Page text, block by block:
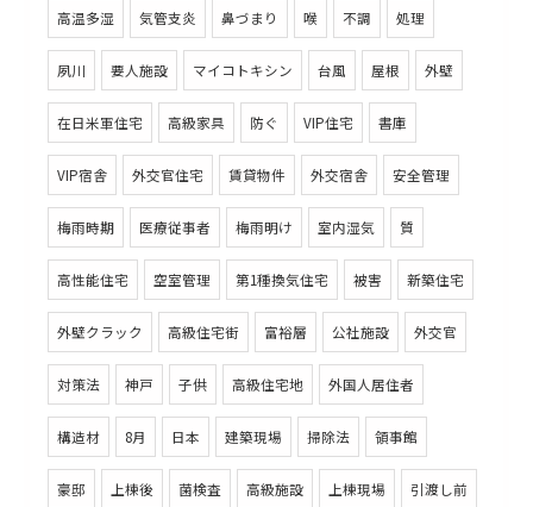
高温多湿 気管支炎 鼻づまり 喉 不調 処理
夙川 要人施設 マイコトキシン 台風 屋根 外壁
在日米軍住宅 高級家具 防ぐ VIP住宅 書庫
VIP宿舎 外交官住宅 賃貸物件 外交宿舎 安全管理
梅雨時期 医療従事者 梅雨明け 室内湿気 質
高性能住宅 空室管理 第1種換気住宅 被害 新築住宅
外壁クラック 高級住宅街 富裕層 公社施設 外交官
対策法 神戸 子供 高級住宅地 外国人居住者
構造材 8月 日本 建築現場 掃除法 領事館
豪邸 上棟後 菌検査 高級施設 上棟現場 引渡し前